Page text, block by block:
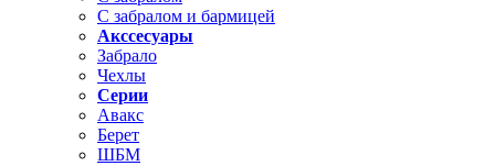
С забралом и бармицей
Акссесуары
Забрало
Чехлы
Серии
Авакс
Берет
ШБМ